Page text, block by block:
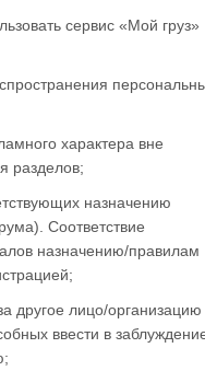
сервис «Мой груз»
характера вне
разделов;
назначению
Соответствие
назначению/правилам
другое лицо/организацию
ввести в